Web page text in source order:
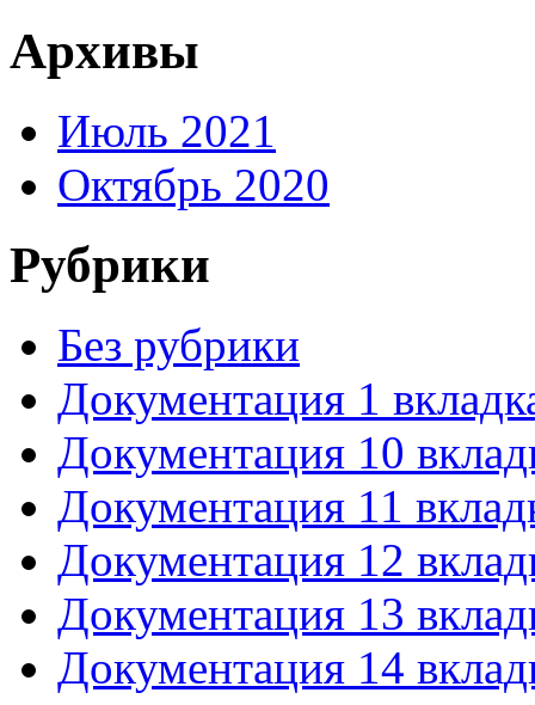
Архивы
Июль 2021
Октябрь 2020
Рубрики
Без рубрики
Документация 1
Документация 10
Документация 11
Документация 12
Документация 13
Документация 14